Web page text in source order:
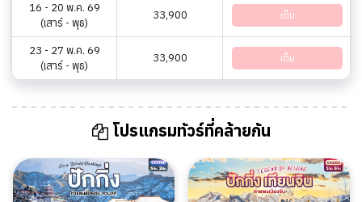
16 - 20 พ.ค. 69
(เสาร์ - พุธ)
33,900 เต็ม
23 - 27 พ.ค. 69
(เสาร์ - พุธ)
33,900 เต็ม
โปรแกรมทัวร์ที่คล้ายกัน